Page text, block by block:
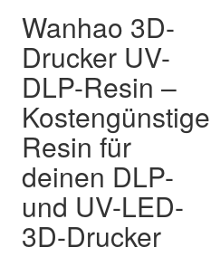
Wanhao 3D-
Drucker UV-
DLP-Resin –
Resin für
deinen DLP-
und UV-LED-
3D-Drucker